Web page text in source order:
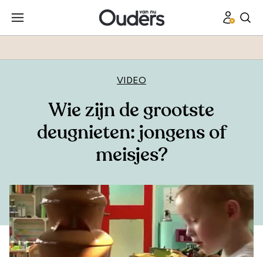
VIDEO
Wie zijn de grootste
deugnieten: jongens of
meisjes?